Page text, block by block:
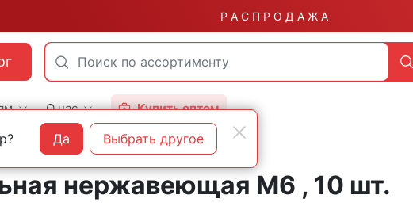
Р А С П Р О Д А Ж А
О нас Купить оптом
нержавеющая М6 , 10 шт.
Да Выбрать другое